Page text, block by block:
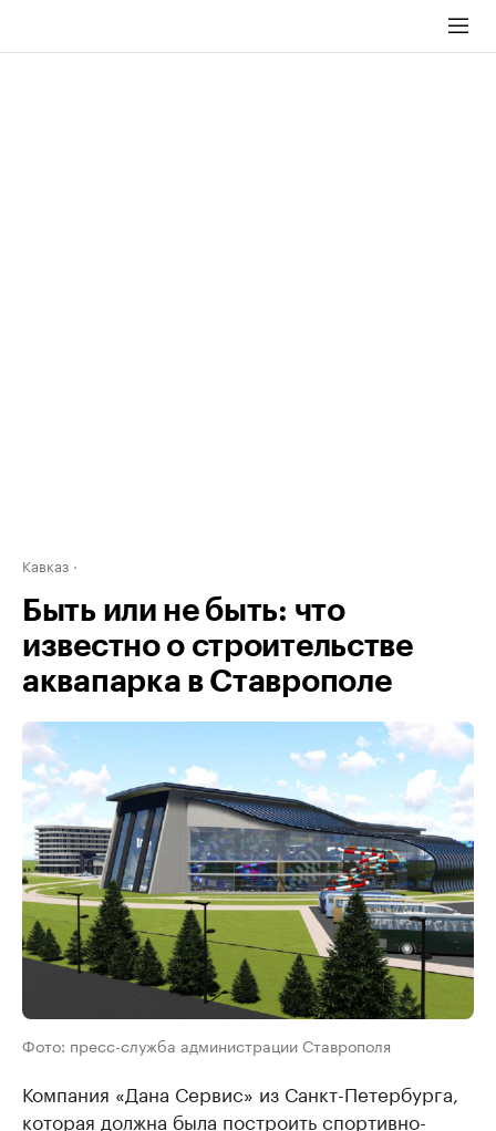
Кавказ
Быть или не быть: что
известно о строительстве
аквапарка в Ставрополе
Фото: пресс-служба администрации Ставрополя
Компания «Дана Сервис» из Санкт-Петербурга,
которая должна была построить спортивно-